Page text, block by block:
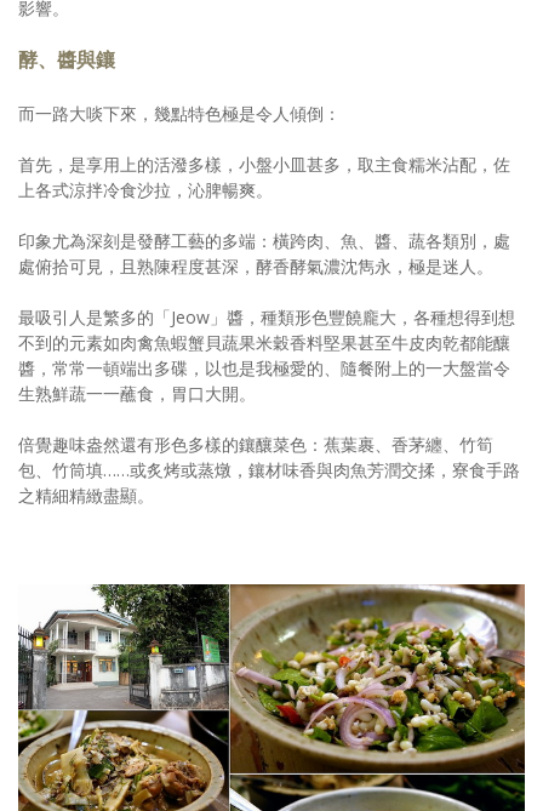
影響。
酵、醬與鑲
而一路大啖下來，幾點特色極是令人傾倒：
首先，是享用上的活潑多樣，小盤小皿甚多，取主食糯米沾配，佐
上各式涼拌冷食沙拉，沁脾暢爽。
印象尤為深刻是發酵工藝的多端：橫跨肉、魚、醬、蔬各類別，處
處俯拾可見，且熟陳程度甚深，酵香酵氣濃沈雋永，極是迷人。
最吸引人是繁多的「Jeow」醬，種類形色豐饒龐大，各種想得到想
不到的元素如肉禽魚蝦蟹貝蔬果米穀香料堅果甚至牛皮肉乾都能釀
醬，常常一頓端出多碟，以也是我極愛的、隨餐附上的一大盤當令
生熟鮮蔬一一蘸食，胃口大開。
倍覺趣味盎然還有形色多樣的鑲釀菜色：蕉葉裹、香茅纏、竹筍
包、竹筒填……或炙烤或蒸燉，鑲材味香與肉魚芳潤交揉，寮食手路
之精細精緻盡顯。